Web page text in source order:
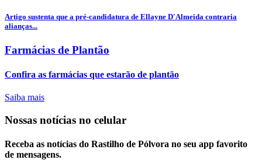
Artigo sustenta que a pré-candidatura de Ellayne D'Almeida contraria
alianças...
Farmácias de Plantão
Confira as farmácias que estarão de plantão
Saiba mais
Nossas notícias no celular
Receba as notícias do Rastilho de Pólvora no seu app favorito
de mensagens.